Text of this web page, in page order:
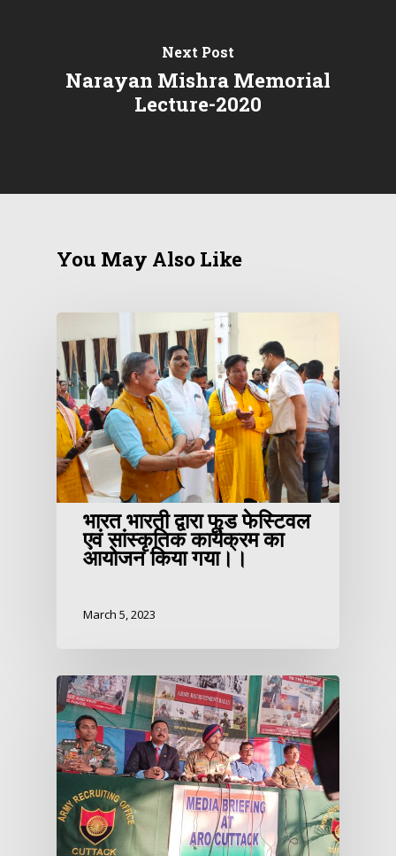
Next Post
Narayan Mishra Memorial
Lecture-2020
You May Also Like
भारत भारती द्वारा फूड फेस्टिवल
एवं सांस्कृतिक कार्यक्रम का
आयोजन किया गया।।
March 5, 2023